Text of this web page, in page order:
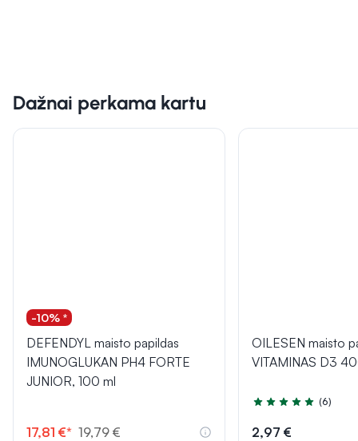
Dažnai perkama kartu
-10% *
DEFENDYL maisto papildas
IMUNOGLUKAN PH4 FORTE
JUNIOR, 100 ml
17,81 €* 19,79 €
OILESEN maisto
VITAMINAS D3
Įvertinimas 4.8 iš 5
(6)
2,97 €